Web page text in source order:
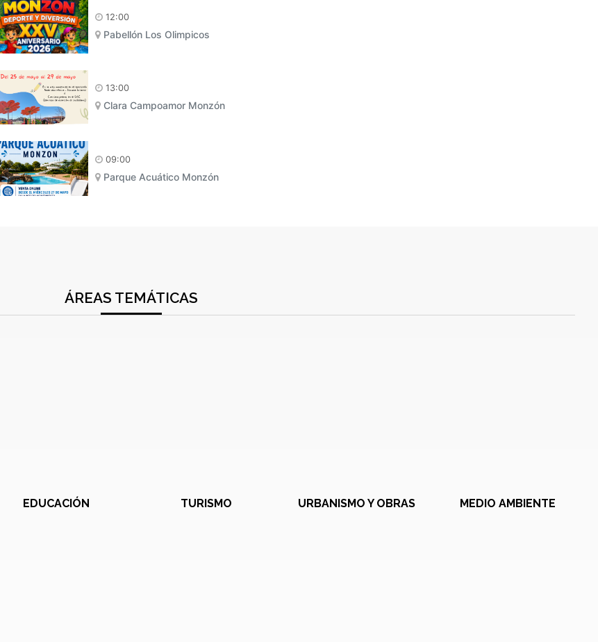
12:00
Pabellón Los Olimpicos
13:00
Clara Campoamor Monzón
09:00
Parque Acuático Monzón
ÁREAS TEMÁTICAS
EDUCACIÓN TURISMO URBANISMO Y OBRAS MEDIO AMBIENTE